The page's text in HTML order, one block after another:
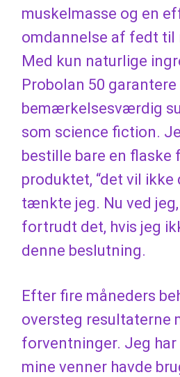
muskelmasse og en
omdannelse af fedt til
Med kun naturlige
Probolan 50 garantere
bemærkelsesværdig
som science fiction.
bestille bare en flaske
produktet, “det vil
tænkte jeg. Nu ved
fortrudt det, hvis jeg
denne beslutning.
Efter fire måneders
oversteg resultaterne
forventninger. Jeg har
mine venner havde